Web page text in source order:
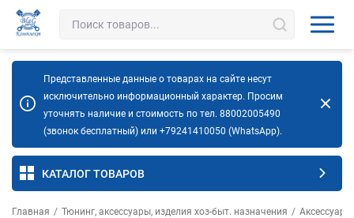
Представленные данные о товарах на сайте несут
исключительно информационный характер. Просим
уточнять наличие и стоимость по тел. 88002005490
(звонок бесплатный) или +79241410050 (WhatsApp).
КАТАЛОГ ТОВАРОВ
Главная / Тюнинг, аксессуары, изделия хоз-быт. назначения / Аксессуары